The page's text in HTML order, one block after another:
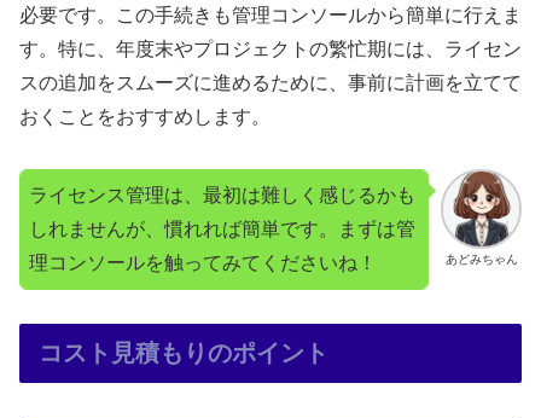
必要です。この手続きも管理コンソールから簡単に行えま
す。特に、年度末やプロジェクトの繁忙期には、ライセン
スの追加をスムーズに進めるために、事前に計画を立てて
おくことをおすすめします。
あどみちゃん
ライセンス管理は、最初は難しく感じるかも
しれませんが、慣れれば簡単です。まずは管
理コンソールを触ってみてくださいね！
コスト見積もりのポイント